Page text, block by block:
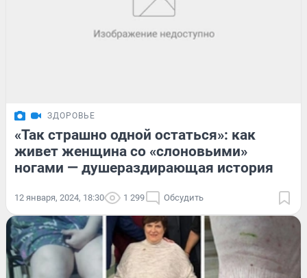
ЗДОРОВЬЕ
«Так страшно одной остаться»: как
живет женщина со «слоновьими»
ногами — душераздирающая история
12 января, 2024, 18:30 1 299 Обсудить